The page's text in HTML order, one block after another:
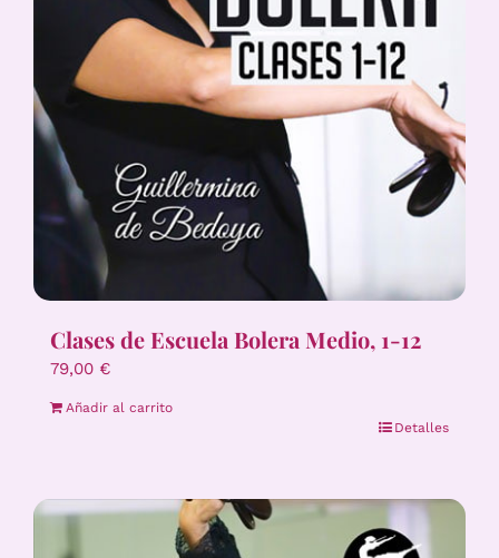
Clases de Escuela Bolera Medio, 1-12
79,00 €
Añadir al carrito
Detalles